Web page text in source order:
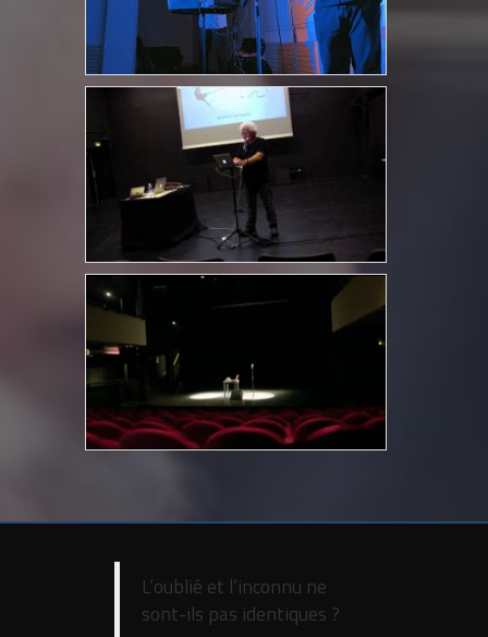
L’oublié et l’inconnu ne
sont-ils pas identiques ?